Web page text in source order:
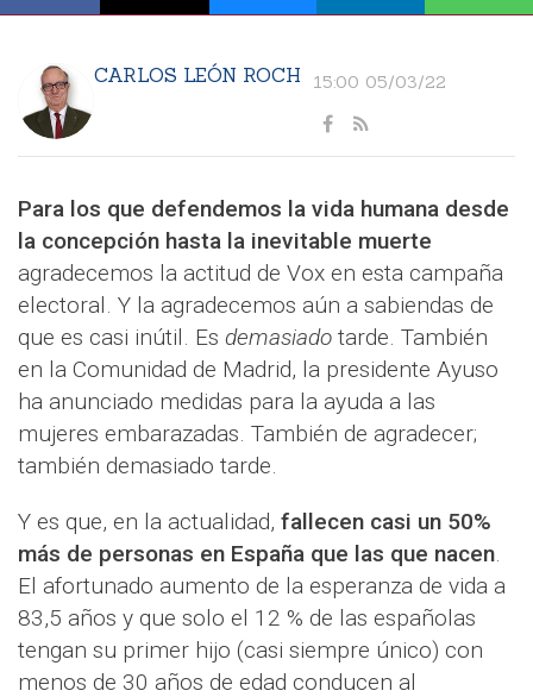
CARLOS LEÓN ROCH 15:00 05/03/22
Para los que defendemos la vida humana desde
la concepción hasta la inevitable muerte
agradecemos la actitud de Vox en esta campaña
electoral. Y la agradecemos aún a sabiendas de
que es casi inútil. Es demasiado tarde. También
en la Comunidad de Madrid, la presidente Ayuso
ha anunciado medidas para la ayuda a las
mujeres embarazadas. También de agradecer;
también demasiado tarde.
Y es que, en la actualidad, fallecen casi un 50%
más de personas en España que las que nacen.
El afortunado aumento de la esperanza de vida a
83,5 años y que solo el 12 % de las españolas
tengan su primer hijo (casi siempre único) con
menos de 30 años de edad conducen al